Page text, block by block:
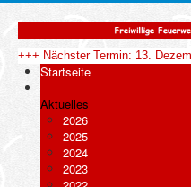
+++ Nächster Termin: 13.
Startseite
Aktuelles
2026
2025
2024
2023